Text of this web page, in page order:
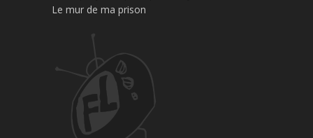
Le mur de ma prison